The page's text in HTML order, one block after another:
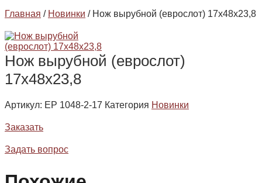
Главная / Новинки / Нож вырубной (еврослот) 17х48х23,8
Нож вырубной (еврослот)
17х48х23,8
Артикул: EP 1048-2-17 Категория Новинки
Заказать
Задать вопрос